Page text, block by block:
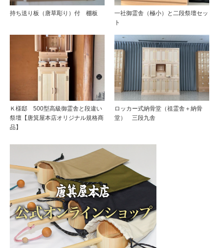
持ち送り板（唐草彫り）付 棚板
一社御霊舎（極小）と二段祭壇セッ
ト
Ｋ様邸 500型高級御霊舎と段違い
祭壇【唐箕屋本店オリジナル規格商
品】
ロッカー式納骨堂（祖霊舎＋納骨
堂） 三段九舎